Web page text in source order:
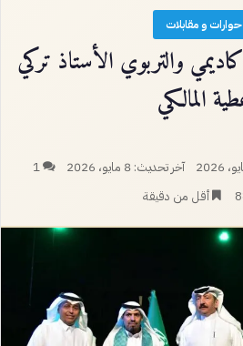
حوارات و مقابلات
والتربوي الأستاذ تركي
المالكي
آخر تحديث: 8 مايو، 2026
1
أقل من دقيقة